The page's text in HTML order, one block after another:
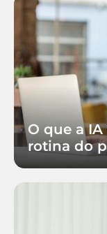
O que a
rotina do